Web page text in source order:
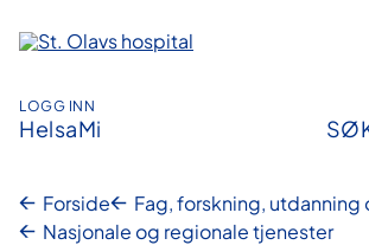
innhold
LOGG INN
HelsaMi
Forside
Fag, forskning, utdanning
Nasjonale og regionale tjenester